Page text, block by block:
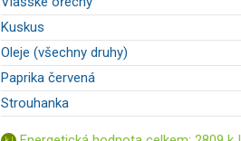
Kuskus
Oleje (všechny druhy)
Paprika červená
Strouhanka